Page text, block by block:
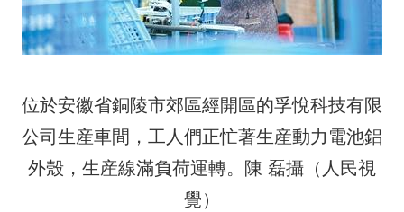
位於安徽省銅陵市郊區經開區的孚悅科技有限
公司生産車間，工人們正忙著生産動力電池鋁
外殼，生産線滿負荷運轉。陳 磊攝（人民視
覺）